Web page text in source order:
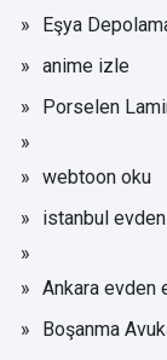
Eşya
anime izle
Porselen
webtoon oku
istanbul
Ankara evden
Boşanma